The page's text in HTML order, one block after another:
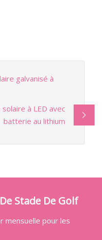
galvanisé à
à LED avec
batterie au lithium
Stade De Golf
mensuelle pour les